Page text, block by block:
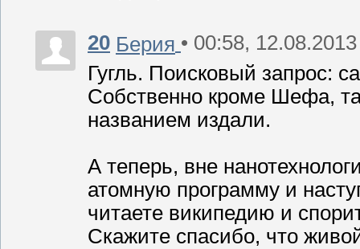
20 Берия • 00:58, 12.08.2013
Гугль. Поисковый запрос:
Собственно кроме Шефа,
названием издали.
А теперь, вне
атомную программу и
читаете википедию и
Скажите спасибо, что